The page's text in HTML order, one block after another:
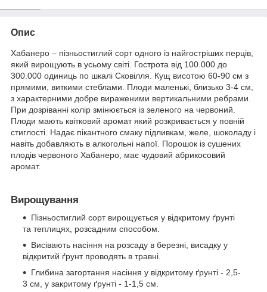
Опис
Хабанеро – пізньостиглий сорт одного із найгостріших перців,
який вирощують в усьому світі. Гострота від 100.000 до
300.000 одиниць по шкалі Сковілля. Кущ висотою 60-90 см з
прямими, виткими стеблами. Плоди маленькі, близько 3-4 см,
з характерними добре вираженими вертикальними ребрами.
При дозріванні колір змінюється із зеленого на червоний.
Плоди мають квітковий аромат який розкривається у повній
стиглості. Надає пікантного смаку підливкам, желе, шоколаду і
навіть добавляють в алкогольні напої. Порошок із сушених
плодів червоного Хабанеро, має чудовий абрикосовий
аромат.
Вирощування
Пізньостиглий сорт вирощується у відкритому ґрунті
та теплицях, розсадним способом.
Висівають насіння на розсаду в березні, висадку у
відкритий ґрунт проводять в травні.
Глибина загортання насіння у відкритому ґрунті - 2,5-
3 см, у закритому ґрунті - 1-1,5 см.